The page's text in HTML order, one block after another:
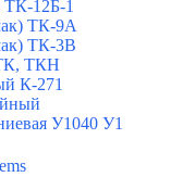
ТК-12Б-1
ТК-9А
ТК-3В
ТКН
К-271
У1040 У1